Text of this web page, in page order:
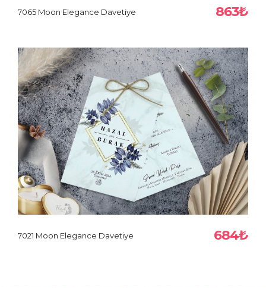
7065 Moon Elegance Davetiye 863₺
7021 Moon Elegance Davetiye 684₺